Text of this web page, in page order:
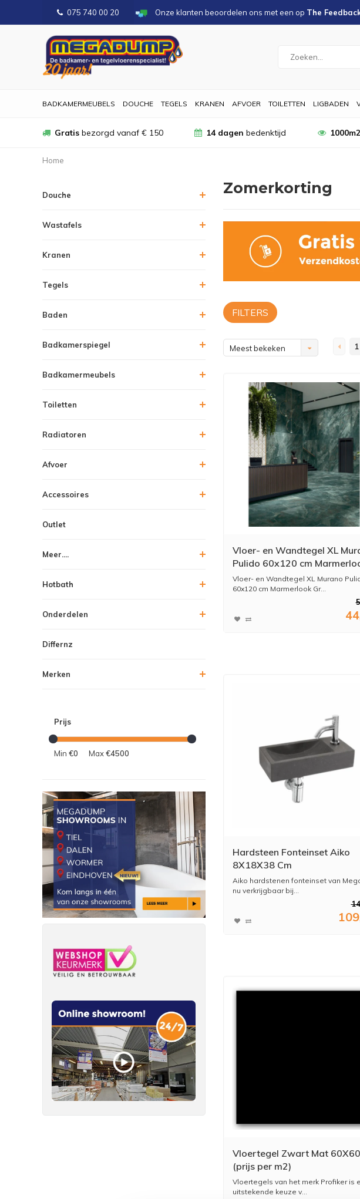
075 740 00 20 Onze klanten beoordelen ons met een op The
BADKAMERMEUBELS DOUCHE TEGELS KRANEN AFVOER TOILETTEN LIGBADEN
Gratis bezorgd vanaf € 150 14 dagen bedenktijd 1000m2
Home
Douche
Wastafels
Kranen
Tegels
Baden
Badkamerspiegel
Badkamermeubels
Toiletten
Radiatoren
Afvoer
Accessoires
Outlet
Meer....
Hotbath
Onderdelen
Differnz
Merken
Prijs
Min €0 Max€4500
Zomerkorting
FILTERS
Meest bekeken 1
Vloer- en Wandtegel XL
Pulido 60x120 cm
Groen (Doosinhoud: 1,44
(prijs per m2)
Vloer- en Wandtegel XL Murano
60x120 cm Marmerlook Gr...
Hardsteen Fonteinset Aiko
8X18X38 Cm
Aiko hardstenen fonteinset van
nu verkrijgbaar bij...
Vloertegel Zwart Mat
(prijs per m2)
Vloertegels van het merk Profiker is
uitstekende keuze v...